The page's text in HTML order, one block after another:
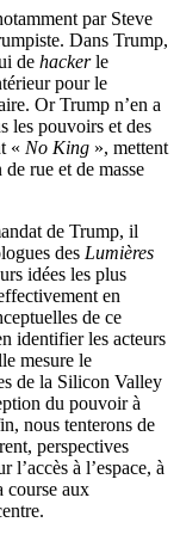
par Steve
Dans Trump,
de hackerle
pour le
Or Trump n’en a
les pouvoirs et des
« No King », mettent
rue et de masse
de Trump, il
des Lumières
idées les plus
en
de ce
identifier les acteurs
mesure le
de la Silicon Valley
du pouvoir à
nous tenterons de
perspectives
à l’espace, à
course aux